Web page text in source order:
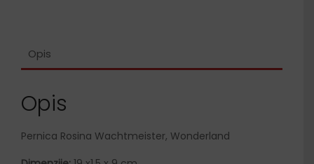
Opis
Opis
Pernica Rosina Wachtmeister, Wonderland